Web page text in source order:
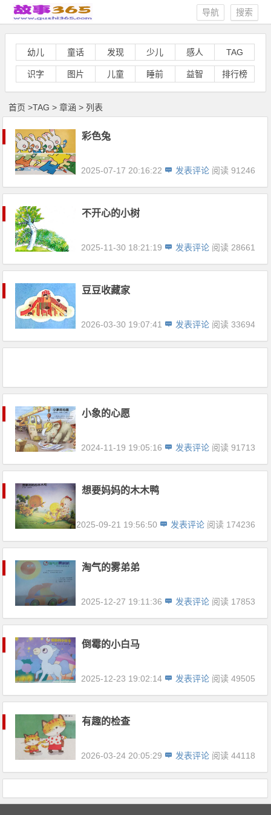
搜索
导航
幼儿 童话 发现 少儿 感人 TAG
识字 图片 儿童 睡前 益智 排行榜
首页 >TAG >章涵 > 列表
彩色兔
2025-07-17 20:16:22 发表评论 阅读 91246
不开心的小树
2025-11-30 18:21:19 发表评论 阅读 28661
豆豆收藏家
2026-03-30 19:07:41 发表评论 阅读 33694
小象的心愿
2024-11-19 19:05:16 发表评论 阅读 91713
想要妈妈的木木鸭
2025-09-21 19:56:50 发表评论 阅读 174236
淘气的雾弟弟
2025-12-27 19:11:36 发表评论 阅读 17853
倒霉的小白马
2025-12-23 19:02:14 发表评论 阅读 49505
有趣的检查
2026-03-24 20:05:29 发表评论 阅读 44118